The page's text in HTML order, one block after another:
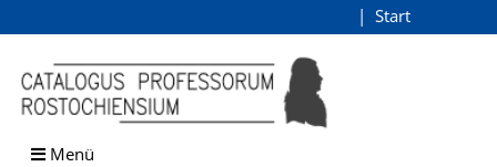
Browsen
direkt zum Inhalt
Start
Menü